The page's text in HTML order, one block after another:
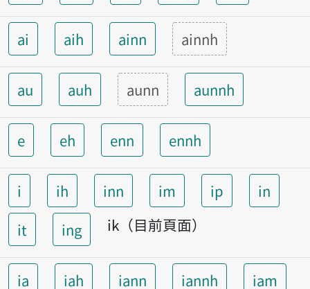
ai aih ainn ainnh
au auh aunn aunnh
e eh enn ennh
i ih inn im ip
in
it
ing ik（目前頁面）
ia iah iann iannh
iam